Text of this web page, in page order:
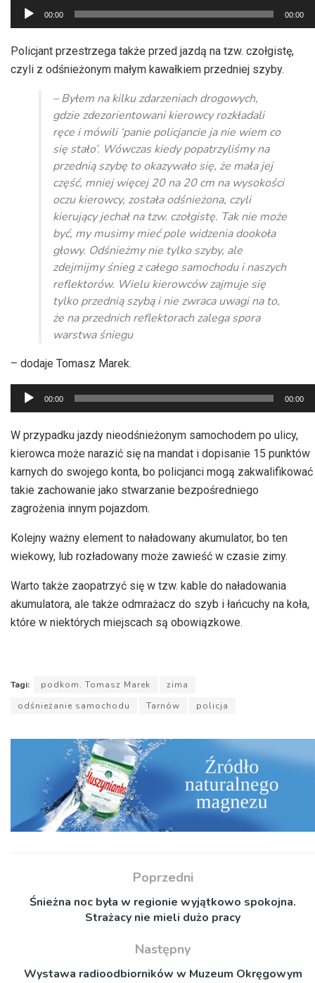
Odtwarzacz
plików
dźwiękowych
00:00 00:00
Policjant przestrzega także przed jazdą na tzw. czołgistę,
czyli z odśnieżonym małym kawałkiem przedniej szyby.
– Byłem na kilku zdarzeniach drogowych,
gdzie zdezorientowani kierowcy rozkładali
ręce i mówili ‘panie policjancie ja nie wiem co
się stało’. Wówczas kiedy popatrzyliśmy na
przednią szybę to okazywało się, że mała jej
część, mniej więcej 20 na 20 cm na wysokości
oczu kierowcy, została odśnieżona, czyli
kierujący jechał na tzw. czołgistę. Tak nie może
być, my musimy mieć pole widzenia dookoła
głowy. Odśnieżmy nie tylko szyby, ale
zdejmijmy śnieg z całego samochodu i naszych
reflektorów. Wielu kierowców zajmuje się
tylko przednią szybą i nie zwraca uwagi na to,
że na przednich reflektorach zalega spora
warstwa śniegu
– dodaje Tomasz Marek.
Odtwarzacz
plików
dźwiękowych
00:00 00:00
W przypadku jazdy nieodśnieżonym samochodem po ulicy,
kierowca może narazić się na mandat i dopisanie 15 punktów
karnych do swojego konta, bo policjanci mogą zakwalifikować
takie zachowanie jako stwarzanie bezpośredniego
zagrożenia innym pojazdom.
Kolejny ważny element to naładowany akumulator, bo ten
wiekowy, lub rozładowany może zawieść w czasie zimy.
Warto także zaopatrzyć się w tzw. kable do naładowania
akumulatora, ale także odmrażacz do szyb i łańcuchy na koła,
które w niektórych miejscach są obowiązkowe.
Tagi: podkom. Tomasz Marek
zima
odśnieżanie samochodu
Tarnów policja
Poprzedni
Śnieżna noc była w regionie wyjątkowo spokojna.
Strażacy nie mieli dużo pracy
Następny
Wystawa radioodbiorników w Muzeum Okręgowym